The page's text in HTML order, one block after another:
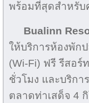
พร้อมที่สุดสำหรั
Bualinn
ให้บริการห้องพัก
(Wi-Fi) ฟรี รีสอ
ชั่วโมง และบริกา
ตลาดท่าเสด็จ 4